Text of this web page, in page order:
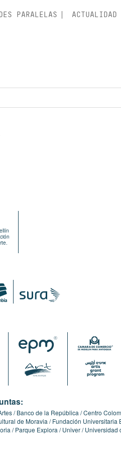
PARALELAS ACTUALIDAD
Banco de la República Centro
de Moravia
Fundación Universitaria
Parque Explora Univer Universidad